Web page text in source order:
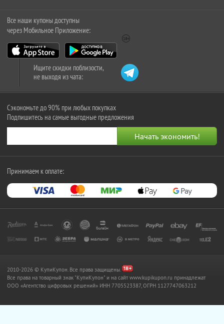
Все наши купоны доступны
через Мобильное Приложение:
Ищите скидки поблизости,
не выходя из чата:
Сэкономьте до 90% при любых покупках
Подпишитесь на самые выгодные предложения
Принимаем к оплате:
2010-2026 © КупиКупон. Все права защищены.
Все права на товарный знак "КупиКупон" и на сайт www.kupikupon.ru принадлежат
OOO «Агентство цифровых решений» ИНН 7705523387, ОГРН 1127747063212